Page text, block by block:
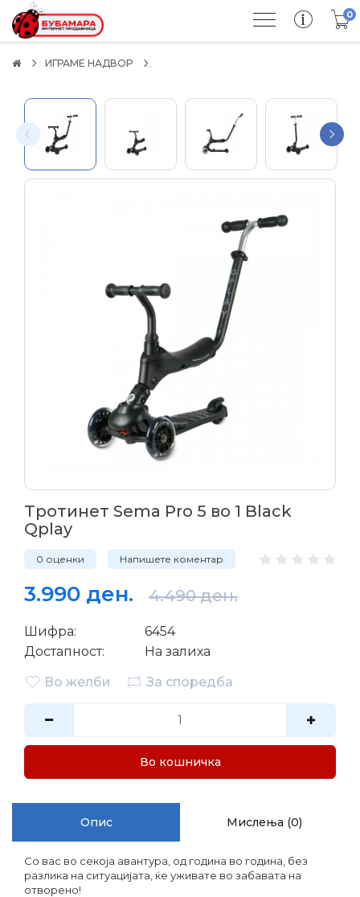
0
ИГРАМЕ НАДВОР
Тротинет Sema Pro 5 во 1 Black
Qplay
0 оценки Напишете коментар
3.990 ден. 4.490 ден.
Шифра:
6454
Достапност:
На залиха
Во желби
За споредба
Во кошничка
Опис Мислења (0)
Со вас во секоја авантура, од година во година, без
разлика на ситуацијата, ќе уживате во забавата на
отворено!